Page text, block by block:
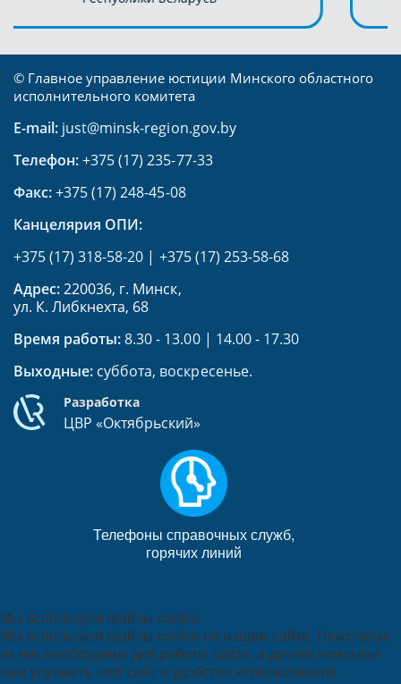
© Главное управление юстиции Минского областного
исполнительного комитета
Адрес:220036, г. Минск,
ул. К. Либкнехта, 68
Время работы:8.30 - 13.00 | 14.00 - 17.30
Выходные: суббота, воскресенье.
Разработка
ЦВР «Октябрьский»
E-mail: just@minsk-region.gov.by
Телефон:+375 (17) 235-77-33
Факс:+375 (17) 248-45-08
Канцелярия ОПИ:
+375 (17) 318-58-20 | +375 (17) 253-58-68
Телефоны справочных служб,
горячих линий
Мы используем файлы cookie
Мы используем файлы cookie на нашем сайте. Некоторые
из них необходимы для работы сайта, а другие помогают
нам улучшить этот сайт и удобство использования